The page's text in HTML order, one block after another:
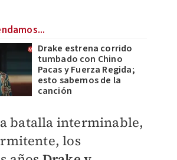
Drake estrena corrido
tumbado con Chino
Pacas y Fuerza Regida;
esto sabemos de la
canción
batalla interminable,
los